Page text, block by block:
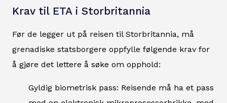
Krav til ETA i Storbritannia
Før de legger ut på reisen til Storbritannia, må
grenadiske statsborgere oppfylle følgende krav for
å gjøre det lettere å søke om opphold:
Gyldig biometrisk pass: Reisende må ha et pass